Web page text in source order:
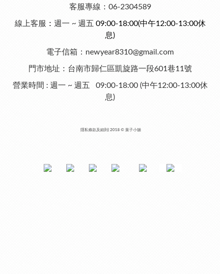
客服專線：06-2304589
線上客服 ： 週一 ~ 週五 09:00-18:00(中午12:00-13:00休
息)
電子信箱：newyear8310@gmail.com
門市地址：台南市歸仁區凱旋路一段601巷11號
營業時間 : 週一 ~ 週五 09:00-18:00 (中午12:00-13:00休
息)
隱私條款及細則 | 2018 © 葉子小舖